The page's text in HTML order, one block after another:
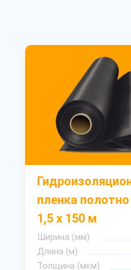
пленка
1,5 х 150 м
Ширина (мм)
Длина (м)
Толщина (мкм)